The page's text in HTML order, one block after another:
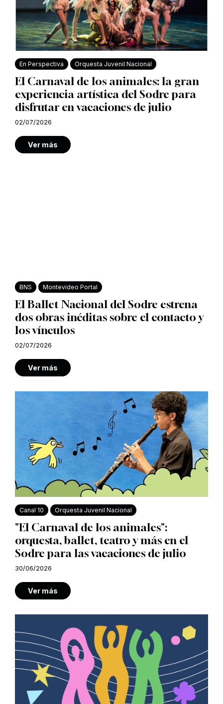
En Perspectiva Orquesta Juvenil Nacional
El Carnaval de los animales: la gran
experiencia artística del Sodre para
disfrutar en vacaciones de julio
02/07/2026
Ver más
BNS Montevideo Portal
El Ballet Nacional del Sodre estrena
dos obras inéditas sobre el contacto y
los vínculos
02/07/2026
Ver más
Canal 10 Orquesta Juvenil Nacional
"El Carnaval de los animales":
orquesta, ballet, teatro y más en el
Sodre para las vacaciones de julio
30/06/2026
Ver más